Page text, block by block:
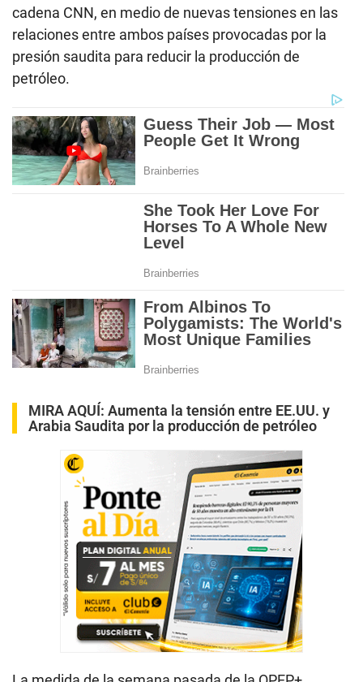
cadena CNN, en medio de nuevas tensiones en las
relaciones entre ambos países provocadas por la
presión saudita para reducir la producción de
petróleo.
MIRA AQUÍ: Aumenta la tensión entre EE.UU. y
Arabia Saudita por la producción de petróleo